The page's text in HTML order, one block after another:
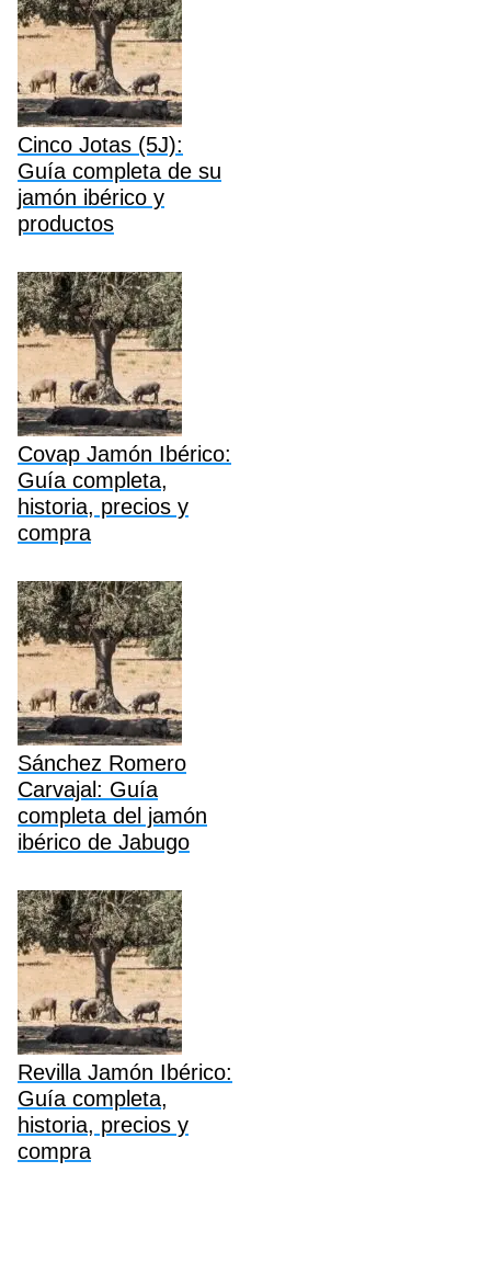
Cinco Jotas (5J):
Guía completa de su
jamón ibérico y
productos
Covap Jamón Ibérico:
Guía completa,
historia, precios y
compra
Sánchez Romero
Carvajal: Guía
completa del jamón
ibérico de Jabugo
Revilla Jamón Ibérico:
Guía completa,
historia, precios y
compra